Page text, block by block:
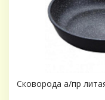
Сковорода а/пр